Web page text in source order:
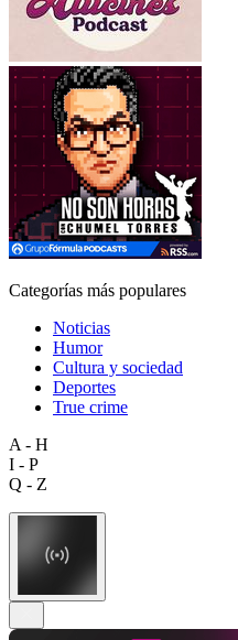
Categorías más populares
Noticias
Humor
Cultura y sociedad
Deportes
True crime
A - H
I - P
Q - Z